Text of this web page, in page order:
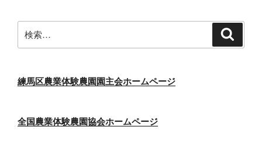
索:
練馬区農業体験農園園主会ホームページ
全国農業体験農園協会ホームページ